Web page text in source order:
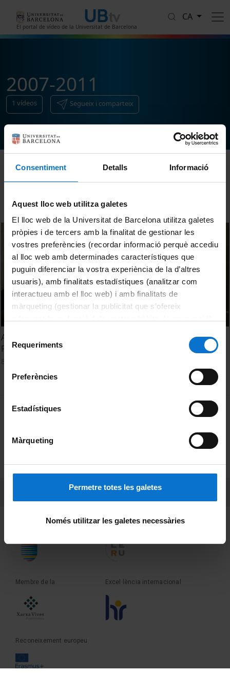
Consentiment Detalls Informació
Aquest lloc web utilitza galetes
El lloc web de la Universitat de Barcelona utilitza galetes
pròpies i de tercers amb la finalitat de gestionar les
vostres preferències (recordar informació perquè accediu
al lloc web amb determinades característiques que
puguin diferenciar la vostra experiència de la d’altres
usuaris), amb finalitats estadístiques (analitzar com
interactueu amb el lloc web) i amb finalitats de
màrqueting (gestionar la publicitat que s’ofereix
consultar laPolítica de galetes del lloc web de la
Selecció
de Requeriments
Preferències
Estadístiques
Màrqueting
Permetre totes les galetes
Només utilitzar les galetes necessàries
El portal de vídeo de la Universitat de Barcelona
CA
2007-2011
1 vídeos Segueix i comparteix
Ordenar
Acte de graduació de Filologia Anglesa i Estudis Anglesos.
Promoció 2007-2011
MENÚ PEU 1
Privadesa i termes
Sobre UBtv
Fundadora de la Membre de la
Membre de la Excel·lència internacional
Reconeixement europeu